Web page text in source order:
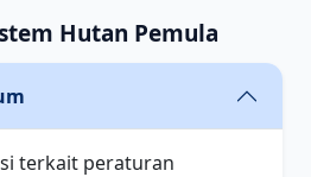
Hutan Pemula
terkait peraturan